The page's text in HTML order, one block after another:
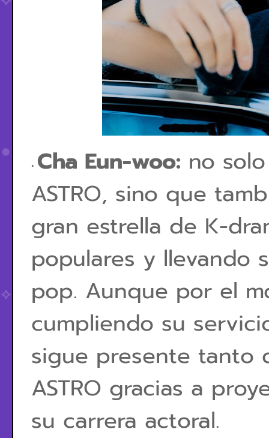
Cha Eun-woo: no
ASTRO, sino que
gran estrella de K-
populares y llevando
pop. Aunque por el
cumpliendo su
sigue presente tanto
ASTRO gracias a
su carrera actoral.